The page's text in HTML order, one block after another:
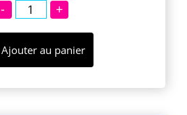
- +
Ajouter au panier